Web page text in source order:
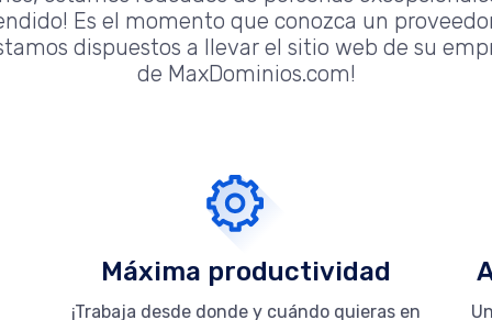
Es el momento que conozca un
dispuestos a llevar el sitio web de su
de MaxDominios.com!
Máxima productividad
¡Trabaja desde donde y cuándo quieras en